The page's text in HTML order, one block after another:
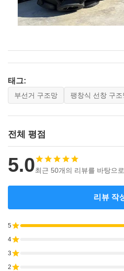
태그:
부선거 구조망 팽창식 선창 구조
전체 평점
5.0최근 50개의 리뷰를 바탕으로
리뷰 작
5
4
3
2